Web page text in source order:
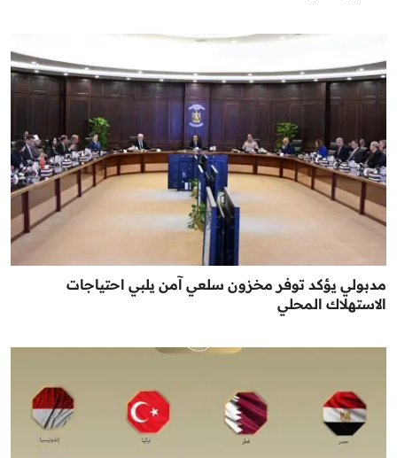
مدبولي يؤكد توفر مخزون سلعي آمن يلبي احتياجات
الاستهلاك المحلي